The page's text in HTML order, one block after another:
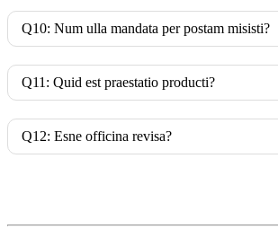
Q10: Num ulla mandata per postam misisti?
Q11: Quid est praestatio producti?
Q12: Esne officina revisa?